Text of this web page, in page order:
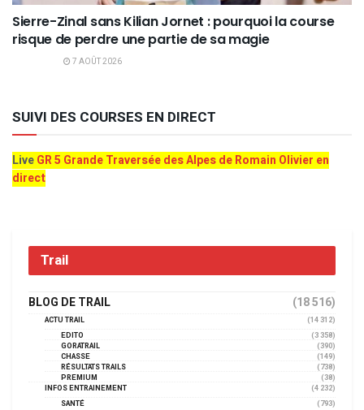
Sierre-Zinal sans Kilian Jornet : pourquoi la course
risque de perdre une partie de sa magie
7 AOÛT 2026
SUIVI DES COURSES EN DIRECT
LiveGR 5 Grande Traversée des Alpes de Romain Olivier en
direct
Trail
BLOG DE TRAIL (18 516)
ACTU TRAIL
(14 312)
EDITO
(3 358)
GORATRAIL
(390)
CHASSE
(149)
RÉSULTATS TRAILS
(738)
PREMIUM
(38)
INFOS ENTRAINEMENT
(4 232)
SANTÉ
(793)